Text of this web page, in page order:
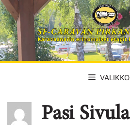
Siirry
sisältöön
VALIKKO
Pasi Sivula